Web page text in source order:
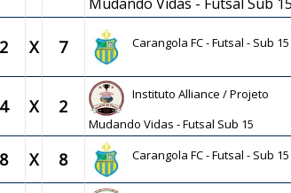
2 X 7 Carangola FC - Futsal - Sub 15
4 X 2
Instituto Alliance / Projeto
Mudando Vidas - Futsal Sub 15
8 X 8 Carangola FC - Futsal - Sub 15